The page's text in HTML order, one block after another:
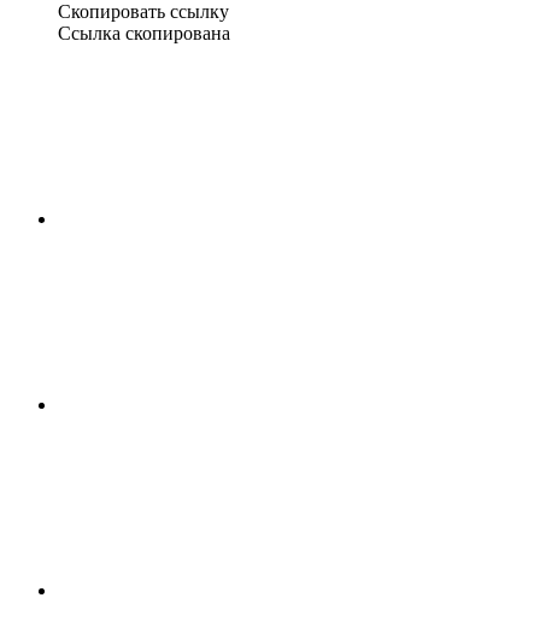
Скопировать ссылку
Ссылка скопирована